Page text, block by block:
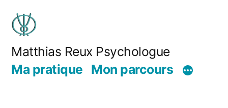
Matthias Reux Psychologue
Ma pratique Mon parcours